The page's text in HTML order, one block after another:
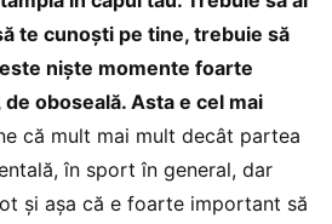
te cunoști pe tine, trebuie să
niște momente foarte
oboseală. Asta e cel mai
că mult mai mult decât partea
în sport în general, dar
și așa că e foarte important să